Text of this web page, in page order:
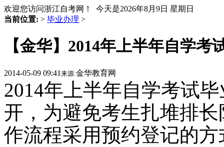
欢迎您访问浙江自考网！ 今天是2026年8月9日 星期日
当前位置: > 毕业办理 >
【金华】2014年上半年自学
2014-05-09 09:41 来源:金华教育网
2014年上半年自学考试
开，为避免考生扎堆排
作流程采用预约登记